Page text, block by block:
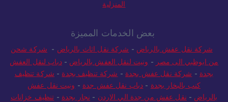
المنزلية
بعض الخدمات المميزة
شركة نقل عفش بالرياض - شركة نقل اثاث بالرياض - شركة شحن
من ابوظبي الى مصر - ونيت لنقل العفش بالرياض -دباب لنقل العفش
بجدة - شركة نقل عفش بجدة - شركة تنظيف بجدة - شركة تنظيف
كنب بالبخار بجدة - دباب نقل عفش جدة - ونيت نقل عفش
بالرياض - نقل عفش من جدة الي الاردن - نجار بجدة - تنظيف خزانات